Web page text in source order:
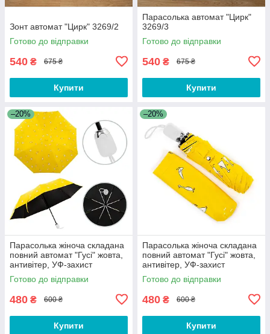
Зонт автомат "Цирк" 3269/2
Готово до відправки
540 ₴ 675 ₴
Купити
Парасолька автомат "Цирк"
3269/3
Готово до відправки
540 ₴ 675 ₴
Купити
–20%
Парасолька жіноча складана
повний автомат "Гусі" жовта,
антивітер, УФ-захист
Готово до відправки
480 ₴ 600 ₴
Купити
–20%
Парасолька жіноча складана
повний автомат "Гусі" жовта,
антивітер, УФ-захист
Готово до відправки
480 ₴ 600 ₴
Купити